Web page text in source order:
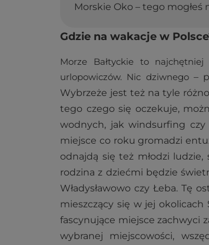
Morskie Oko – tego mogłeś
Gdzie na wakacje w
Morze Bałtyckie to
urlopowiczów. Nic dziwnego –
Wybrzeże jest też na tyle
tego czego się oczekuje,
wodnych, jak windsurfing
miejsce co roku gromadzi
odnajdą się też młodzi
rodzina z dziećmi będzie
Władysławowo czy Łeba. Tę
mieszczący się w jej
fascynujące miejsce zachwyci
wybranej miejscowości,